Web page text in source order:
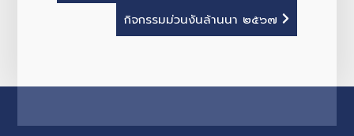
กิจกรรมม่วนงันล้านนา ๒๕๖๗